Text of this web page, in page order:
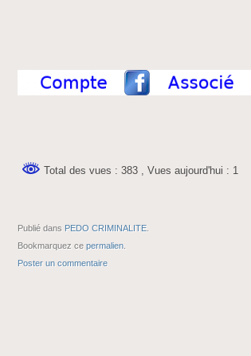
Total des vues : 383 , Vues aujourd'hui : 1
Publié dans PEDO CRIMINALITE
Bookmarquez ce permalien
Poster un commentaire